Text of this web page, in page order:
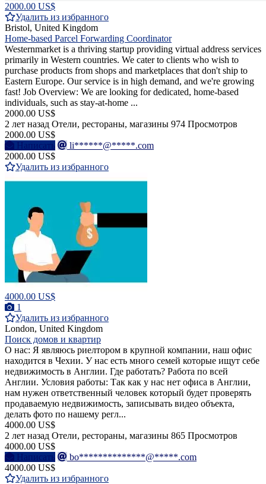
2000.00 US$
Удалить из избранного
Bristol, United Kingdom
Home-based Parcel Forwarding Coordinator
Westernmarket is a thriving startup providing virtual address services
primarily in Western countries. We cater to clients who wish to
purchase products from shops and marketplaces that don't ship to
Eastern Europe. Our service is in high demand, and we're growing
fast! Job Overview: We are looking for dedicated, home-based
individuals, such as stay-at-home ...
2000.00 US$
2 лет назад Отели, рестораны, магазины 974 Просмотров
2000.00 US$
Написать
li******@*****.com
2000.00 US$
Удалить из избранного
4000.00 US$
1
Удалить из избранного
London, United Kingdom
Поиск домов и квартир
О нас: Я являюсь риелтором в крупной компании, наш офис
находится в Чехии. У нас есть много семей которые ищут себе
недвижимость в Англии. Где работать? Работа по всей
Англии. Условия работы: Так как у нас нет офиса в Англии,
нам нужен ответственный человек который будет проверять
продаваемую недвижимость, записывать видео объекта,
делать фото по нашему регл...
4000.00 US$
2 лет назад Отели, рестораны, магазины 865 Просмотров
4000.00 US$
Написать
bo**************@*****.com
4000.00 US$
Удалить из избранного